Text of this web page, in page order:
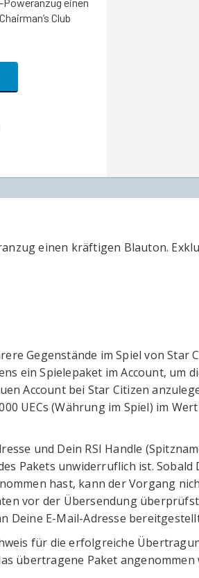
Club
einen kräftigen Blauton.
Gegenstände im Spiel von Star
ein Spielepaket im Account, um
Account bei Star Citizen
UECs (Währung im Spiel) im Wert
und Dein RSI Handle
Pakets unwiderruflich ist. Sobald
hast, kann der Vorgang
vor der Übersendung
Deine E-Mail-Adresse
für die erfolgreiche
übertragene Paket angenommen